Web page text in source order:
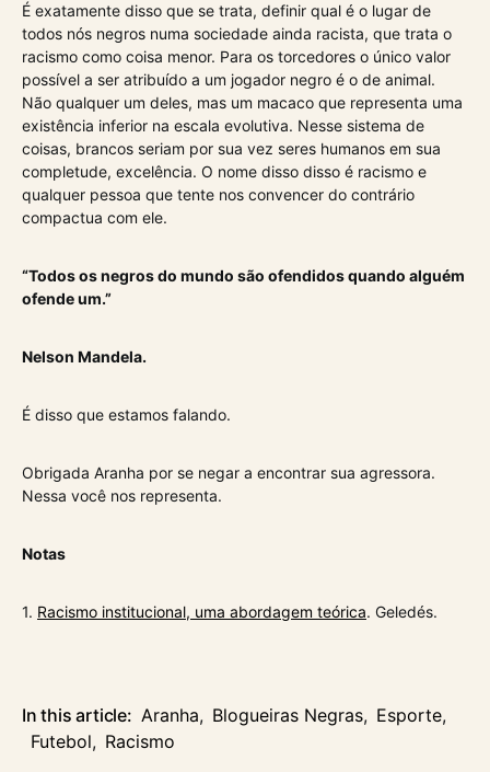
É exatamente disso que se trata, definir qual é o lugar de
todos nós negros numa sociedade ainda racista, que trata o
racismo como coisa menor. Para os torcedores o único valor
possível a ser atribuído a um jogador negro é o de animal.
Não qualquer um deles, mas um macaco que representa uma
existência inferior na escala evolutiva. Nesse sistema de
coisas, brancos seriam por sua vez seres humanos em sua
completude, excelência. O nome disso disso é racismo e
qualquer pessoa que tente nos convencer do contrário
compactua com ele.
“Todos os negros do mundo são ofendidos quando alguém
ofende um.”
Nelson Mandela.
É disso que estamos falando.
Obrigada Aranha por se negar a encontrar sua agressora.
Nessa você nos representa.
Notas
1. Racismo institucional, uma abordagem teórica. Geledés.
In this article: Aranha, Blogueiras Negras, Esporte,
Futebol, Racismo